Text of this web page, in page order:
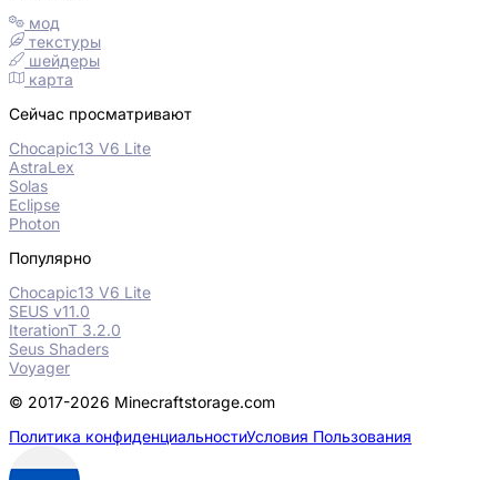
мод
текстуры
шейдеры
карта
Сейчас просматривают
Chocapic13 V6 Lite
AstraLex
Solas
Eclipse
Photon
Популярно
Chocapic13 V6 Lite
SEUS v11.0
IterationT 3.2.0
Seus Shaders
Voyager
© 2017-2026 Minecraftstorage.com
Политика конфиденциальностиУсловия Пользования